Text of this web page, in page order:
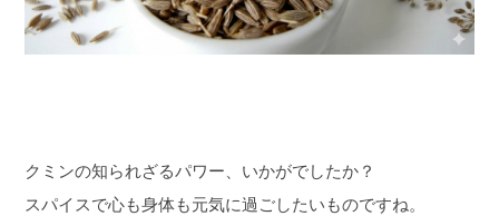
クミンの知られざるパワー、いかがでしたか？
スパイスで心も身体も元気に過ごしたいものですね。